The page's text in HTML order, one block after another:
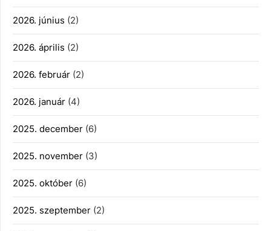
2026. június (2)
2026. április (2)
2026. február (2)
2026. január (4)
2025. december (6)
2025. november (3)
2025. október (6)
2025. szeptember (2)